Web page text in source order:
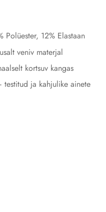
Polüester, 12% Elastaan
veniv materjal
kortsuv kangas
testitud ja kahjulike ainete